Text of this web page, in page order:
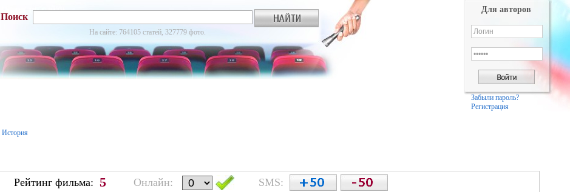
Поиск
На сайте: 764105 статей, 327779 фото.
Для авторов
Забыли пароль?
Регистрация
История
Рейтинг фильма: 5 Онлайн: SMS: